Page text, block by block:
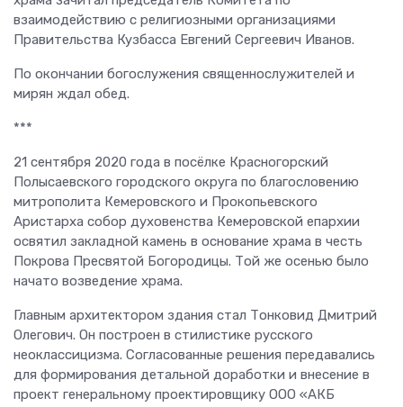
взаимодействию с религиозными организациями
Правительства Кузбасса Евгений Сергеевич Иванов.
По окончании богослужения священнослужителей и
мирян ждал обед.
***
21 сентября 2020 года в посёлке Красногорский
Полысаевского городского округа по благословению
митрополита Кемеровского и Прокопьевского
Аристарха собор духовенства Кемеровской епархии
освятил закладной камень в основание храма в честь
Покрова Пресвятой Богородицы. Той же осенью было
начато возведение храма.
Главным архитектором здания стал Тонковид Дмитрий
Олегович. Он построен в стилистике русского
неоклассицизма. Согласованные решения передавались
для формирования детальной доработки и внесение в
проект генеральному проектировщику ООО «АКБ